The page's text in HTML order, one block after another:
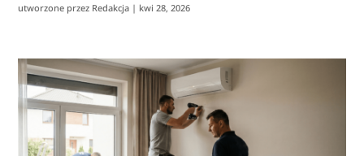
utworzone przez Redakcja | kwi 28, 2026